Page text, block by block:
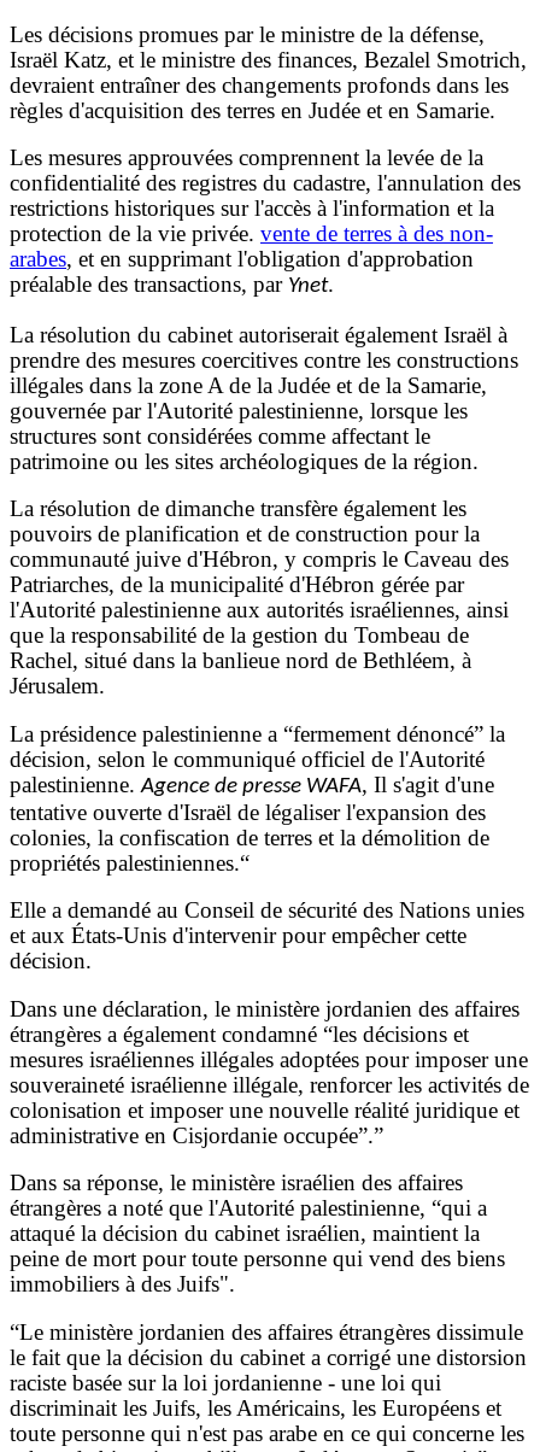
Les décisions promues par le ministre de la défense,
Israël Katz, et le ministre des finances, Bezalel Smotrich,
devraient entraîner des changements profonds dans les
règles d'acquisition des terres en Judée et en Samarie.
Les mesures approuvées comprennent la levée de la
confidentialité des registres du cadastre, l'annulation des
restrictions historiques sur l'accès à l'information et la
protection de la vie privée. vente de terres à des non-
arabes, et en supprimant l'obligation d'approbation
préalable des transactions, par Ynet.
La résolution du cabinet autoriserait également Israël à
prendre des mesures coercitives contre les constructions
illégales dans la zone A de la Judée et de la Samarie,
gouvernée par l'Autorité palestinienne, lorsque les
structures sont considérées comme affectant le
patrimoine ou les sites archéologiques de la région.
La résolution de dimanche transfère également les
pouvoirs de planification et de construction pour la
communauté juive d'Hébron, y compris le Caveau des
Patriarches, de la municipalité d'Hébron gérée par
l'Autorité palestinienne aux autorités israéliennes, ainsi
que la responsabilité de la gestion du Tombeau de
Rachel, situé dans la banlieue nord de Bethléem, à
Jérusalem.
La présidence palestinienne a “fermement dénoncé” la
décision, selon le communiqué officiel de l'Autorité
palestinienne. Agence de presse WAFA, Il s'agit d'une
tentative ouverte d'Israël de légaliser l'expansion des
colonies, la confiscation de terres et la démolition de
propriétés palestiniennes.“
Elle a demandé au Conseil de sécurité des Nations unies
et aux États-Unis d'intervenir pour empêcher cette
décision.
Dans une déclaration, le ministère jordanien des affaires
étrangères a également condamné “les décisions et
mesures israéliennes illégales adoptées pour imposer une
souveraineté israélienne illégale, renforcer les activités de
colonisation et imposer une nouvelle réalité juridique et
administrative en Cisjordanie occupée”.”
Dans sa réponse, le ministère israélien des affaires
étrangères a noté que l'Autorité palestinienne, “qui a
attaqué la décision du cabinet israélien, maintient la
peine de mort pour toute personne qui vend des biens
immobiliers à des Juifs".
“Le ministère jordanien des affaires étrangères dissimule
le fait que la décision du cabinet a corrigé une distorsion
raciste basée sur la loi jordanienne - une loi qui
discriminait les Juifs, les Américains, les Européens et
toute personne qui n'est pas arabe en ce qui concerne les